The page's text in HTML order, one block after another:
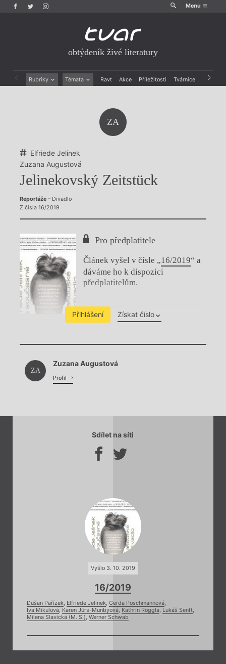
Menu
obtýdeník živé literatury
Rubriky Témata Ravt Akce Příležitosti Tvárnice Archiv
ZA
Elfriede Jelinek
Zuzana Augustová
Jelinekovský Zeitstück
Reportáže– Divadlo
Z čísla 16/2019
Pro předplatitele
Článek vyšel v čísle „16/2019“ a
dáváme ho k dispozici
předplatitelům.
Přihlášení Získat číslo
Chviličku.
Načítá se.
ZA
Zuzana Augustová
Profil
Sdílet na síti
Vyšlo 3. 10. 2019
16/2019
Dušan Pařízek, Elfriede Jelinek, Gerda Poschmannová,
Iva Mikulová, Karen Jürs-Munbyová, Kathrin Röggla, Lukáš Senft,
Milena Slavická (M. S.), Werner Schwab